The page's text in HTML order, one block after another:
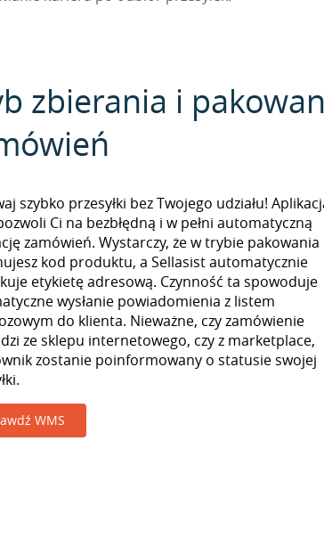
zbierania i
szybko przesyłki bez Twojego udziału!
Ci na bezbłędną i w pełni automatyczną
zamówień. Wystarczy, że w trybie pakowania
kod produktu, a Sellasist automatycznie
etykietę adresową. Czynność ta spowoduje
wysłanie powiadomienia z listem
do klienta. Nieważne, czy zamówienie
ze sklepu internetowego, czy z marketplace,
zostanie poinformowany o statusie swojej
WMS